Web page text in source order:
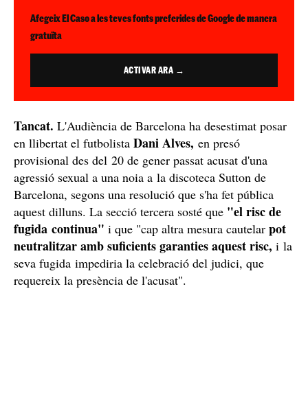
Afegeix El Caso a les teves fonts preferides de Google de manera
gratuïta
ACTIVAR ARA →
Tancat. L'Audiència de Barcelona ha desestimat posar
en llibertat el futbolista Dani Alves, en presó
provisional des del 20 de gener passat acusat d'una
agressió sexual a una noia a la discoteca Sutton de
Barcelona, segons una resolució que s'ha fet pública
aquest dilluns. La secció tercera sosté que "el risc de
fugida continua" i que "cap altra mesura cautelar pot
neutralitzar amb suficients garanties aquest risc, i la
seva fugida impediria la celebració del judici, que
requereix la presència de l'acusat".